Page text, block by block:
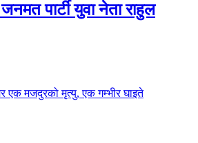
जनमत पार्टी युवा नेता राहुल
एक मजदुरको मृत्यु, एक गम्भीर घाइते